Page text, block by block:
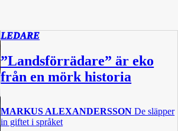
LEDARE
”Landsförrädare” är eko
från en mörk historia
MARKUS ALEXANDERSSONDe släpper
in giftet i språket